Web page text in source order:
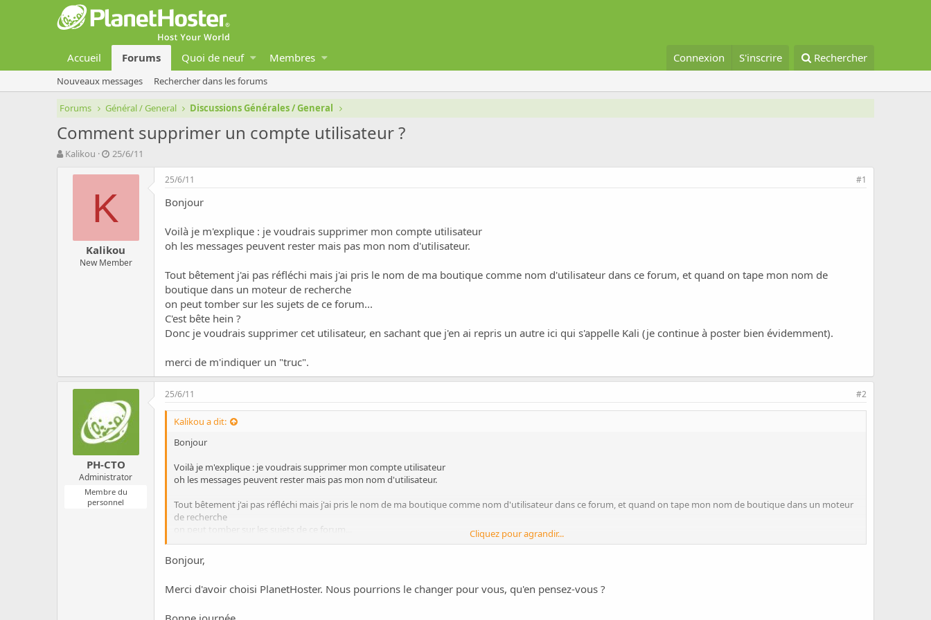
Accueil Forums Quoi de neuf Membres Connexion S'inscrire Rechercher
Nouveaux messages Rechercher dans les forums
Forums Général / General Discussions Générales / General
Comment supprimer un compte utilisateur ?
A
o
Kalikou
D
t
d
e
é
b
u
25/6/11
K
Kalikou
New Member
25/6/11 #1
Bonjour
Voilà je m'explique : je voudrais supprimer mon compte utilisateur
oh les messages peuvent rester mais pas mon nom d'utilisateur.
Tout bêtement j'ai pas réfléchi mais j'ai pris le nom de ma boutique comme nom d'utilisateur dans ce forum, et quand on tape mon nom de
boutique dans un moteur de recherche
on peut tomber sur les sujets de ce forum...
C'est bête hein ?
Donc je voudrais supprimer cet utilisateur, en sachant que j'en ai repris un autre ici qui s'appelle Kali (je continue à poster bien évidemment).
merci de m'indiquer un "truc".
PH-CTO
Administrator
Membre du
personnel
25/6/11 #2
Kalikou a dit:
Bonjour
Voilà je m'explique : je voudrais supprimer mon compte utilisateur
oh les messages peuvent rester mais pas mon nom d'utilisateur.
Tout bêtement j'ai pas réfléchi mais j'ai pris le nom de ma boutique comme nom d'utilisateur dans ce forum, et quand on tape mon nom de boutique dans un moteur
de recherche
on peut tomber sur les sujets de ce forum...
C'est bête hein ?
Donc je voudrais supprimer cet utilisateur, en sachant que j'en ai repris un autre ici qui s'appelle Kali (je continue à poster bien évidemment).
Cliquez pour agrandir...
Bonjour,
Merci d'avoir choisi PlanetHoster. Nous pourrions le changer pour vous, qu'en pensez-vous ?